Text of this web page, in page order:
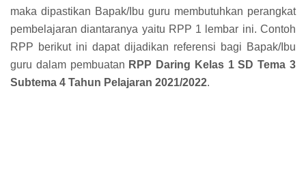
maka dipastikan Bapak/Ibu guru membutuhkan perangkat
pembelajaran diantaranya yaitu RPP 1 lembar ini. Contoh
RPP berikut ini dapat dijadikan referensi bagi Bapak/Ibu
guru dalam pembuatan RPP Daring Kelas 1 SD Tema 3
Subtema 4 Tahun Pelajaran 2021/2022.